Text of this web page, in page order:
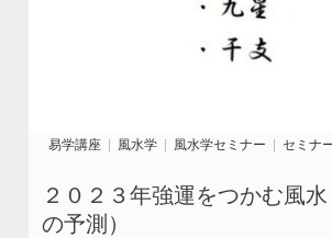
易学講座 風水学 風水学セミナー セミナ
２０２３年強運をつかむ風
の予測）